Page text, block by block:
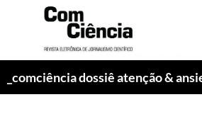
_comciência dossiê atenção &